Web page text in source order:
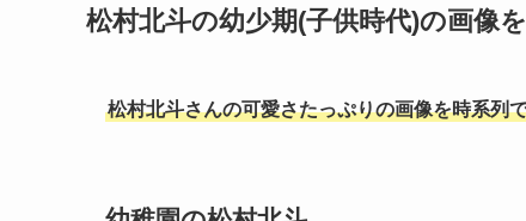
松村北斗の幼少期(子供時代)の画像
松村北斗さんの可愛さたっぷりの画像を時系列